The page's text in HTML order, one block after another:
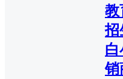
教
招
白
销